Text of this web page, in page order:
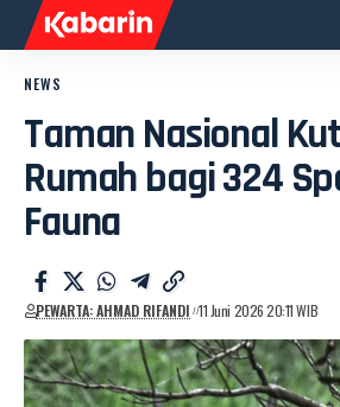
NEWS
Taman Nasional
Rumah bagi 324
Fauna
PEWARTA: AHMAD RIFANDI 11 Juni 2026 20:11 WIB